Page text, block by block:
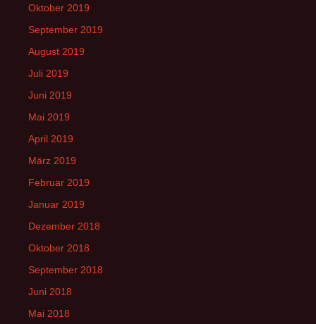
Oktober 2019
September 2019
August 2019
Juli 2019
Juni 2019
Mai 2019
April 2019
März 2019
Februar 2019
Januar 2019
Dezember 2018
Oktober 2018
September 2018
Juni 2018
Mai 2018